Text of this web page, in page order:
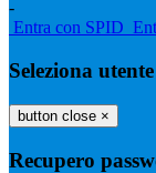
-
Entra con SPID
Seleziona utente
button close ×
Recupero